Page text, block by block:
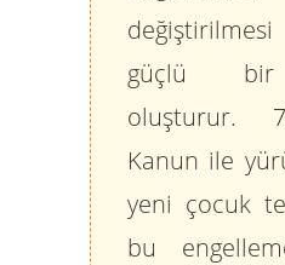
güçlü bir
oluşturur.
Kanun ile
yeni çocuk
bu